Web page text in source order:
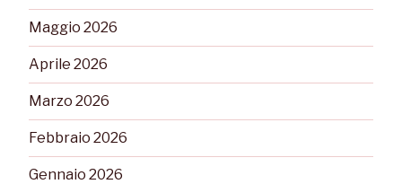
Maggio 2026
Aprile 2026
Marzo 2026
Febbraio 2026
Gennaio 2026